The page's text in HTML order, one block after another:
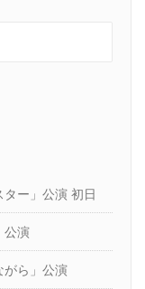
ー」公演 初日
公演
がら」公演